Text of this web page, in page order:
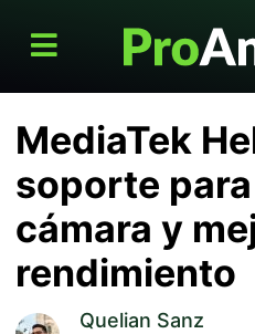
MediaTek
soporte
cámara y
rendimiento
Quelian Sanz